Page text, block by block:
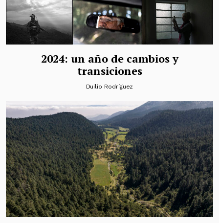
2024: un año de cambios y
transiciones
Duilio Rodríguez